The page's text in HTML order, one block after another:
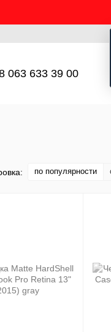
063 633 39 00
по популярности